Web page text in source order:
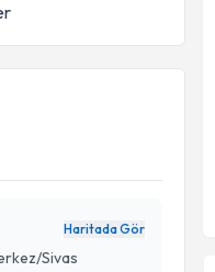
Haritada Gör
Sivas